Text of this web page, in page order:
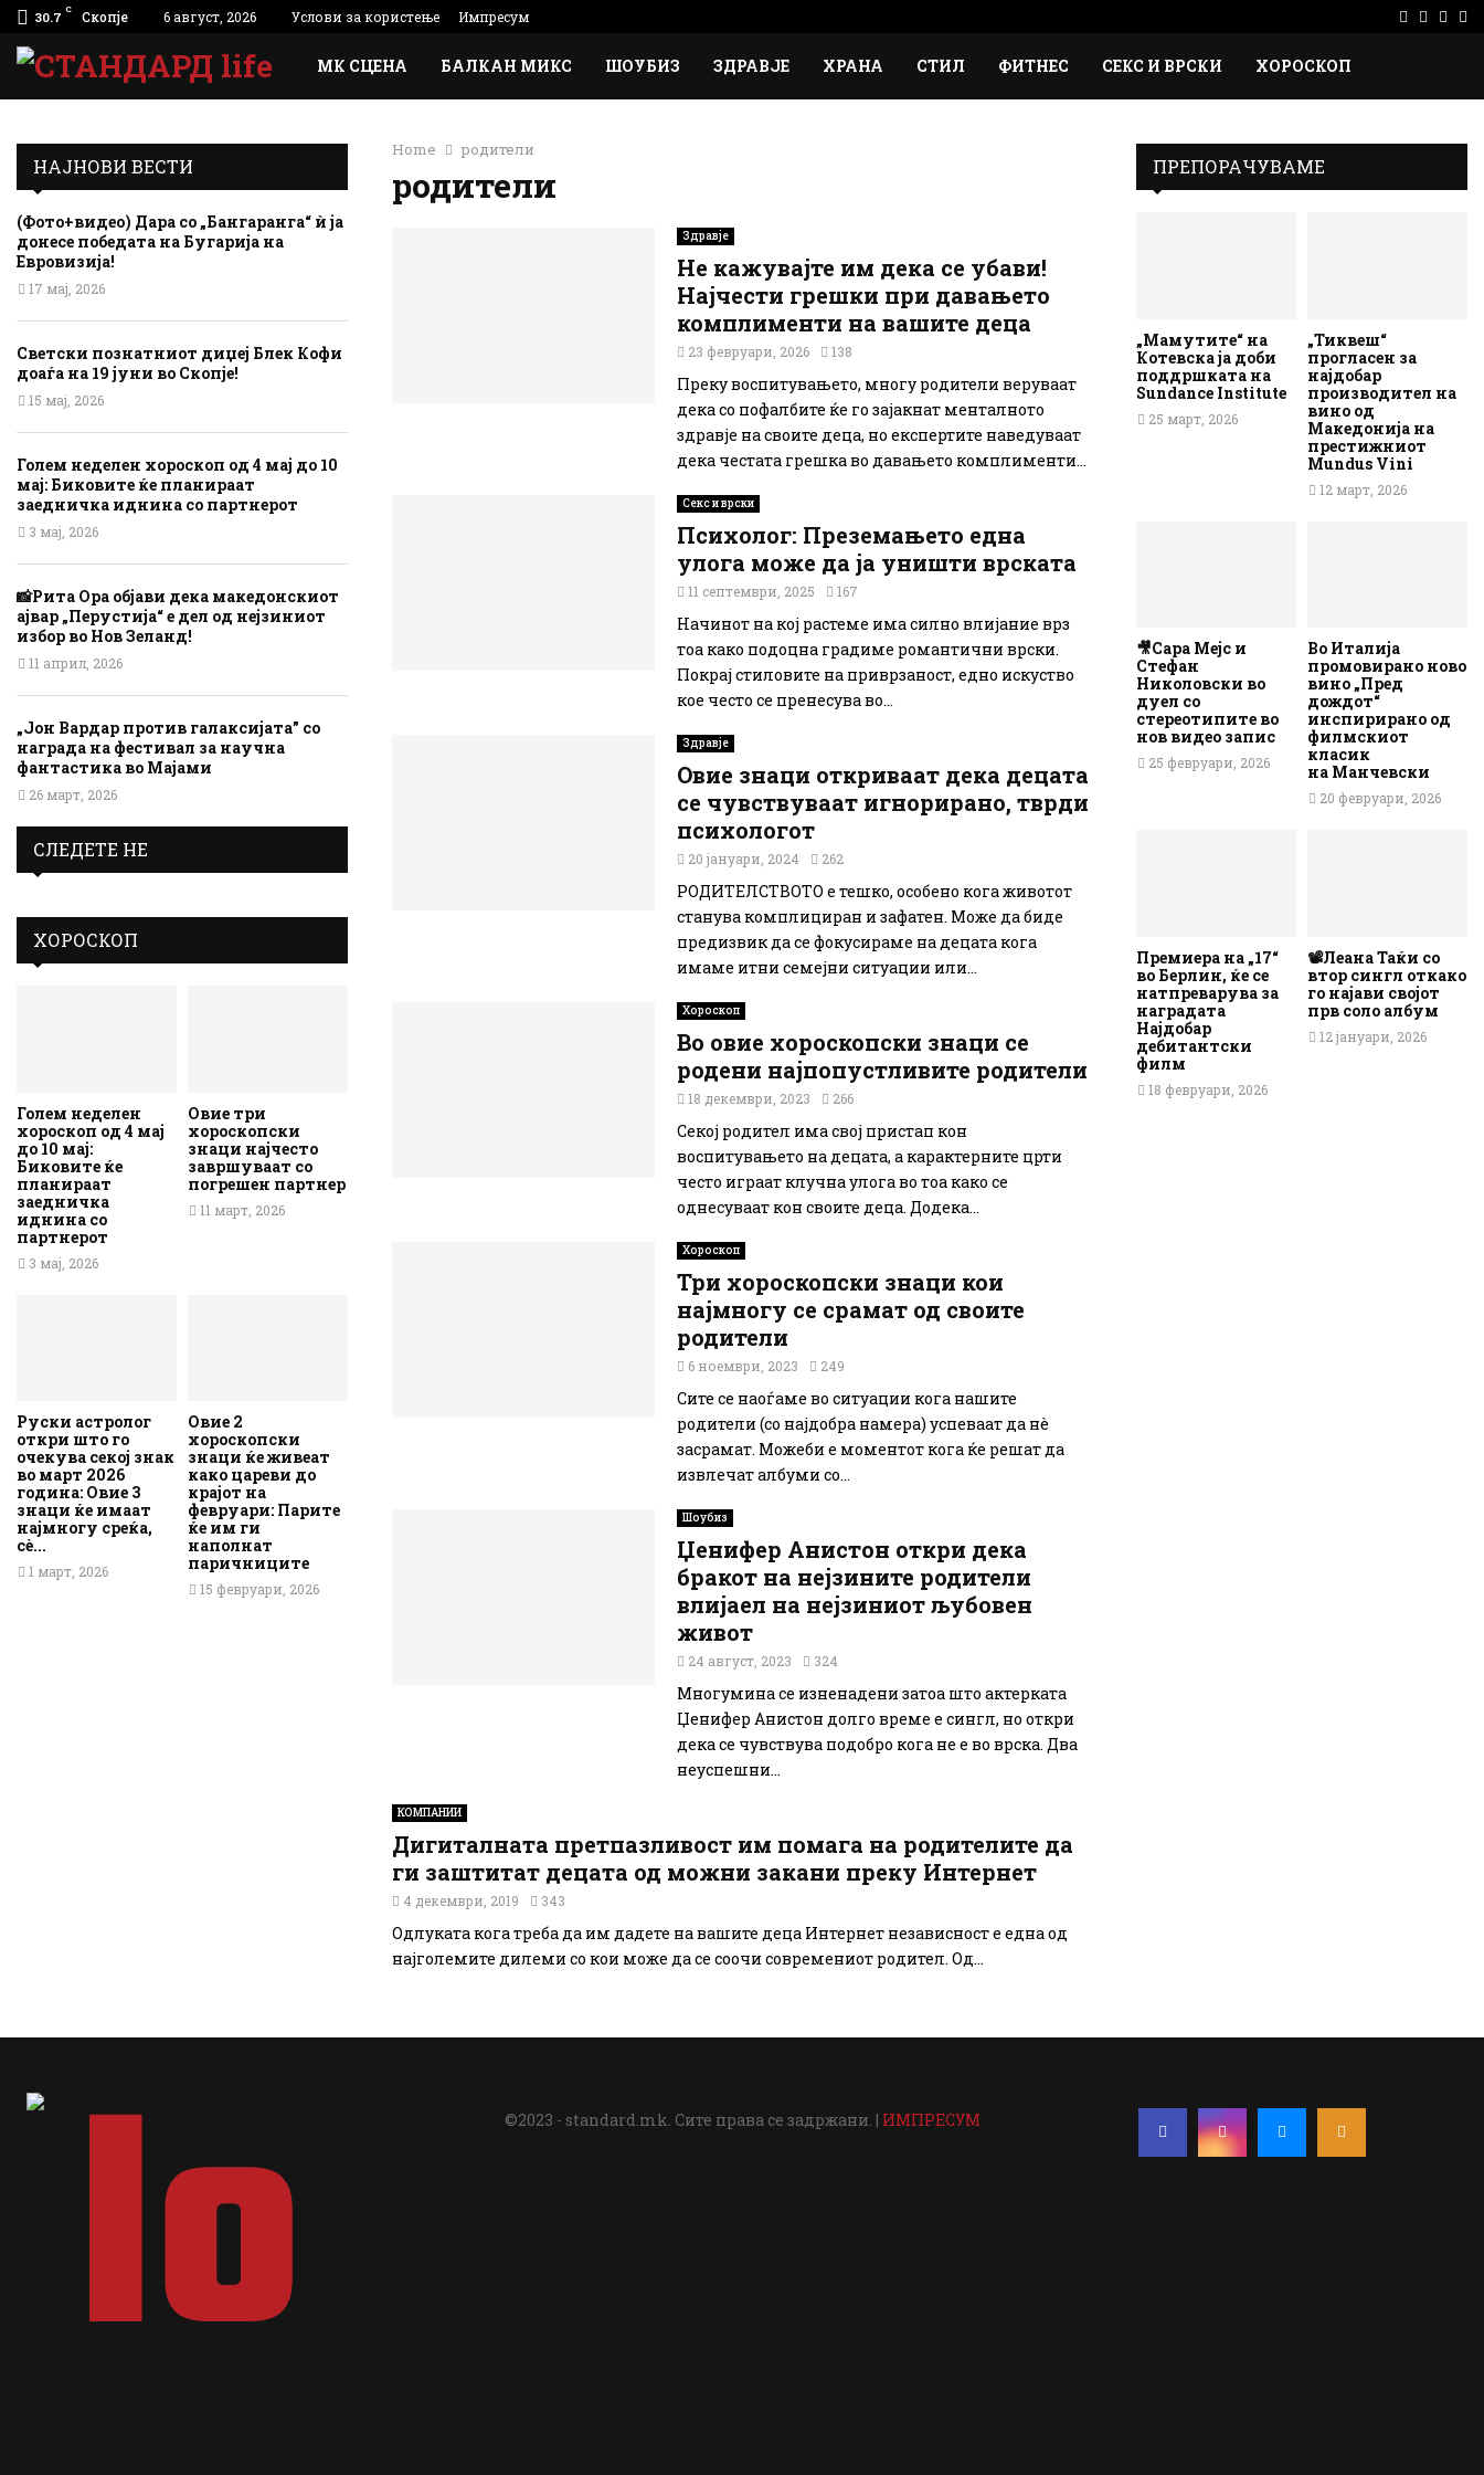
30.7 C Скопје 6 август, 2026 Услови за користење Импресум Facebook
МК СЦЕНА БАЛКАН МИКС ШОУБИЗ ЗДРАВЈЕ ХРАНА СТИЛ ФИТНЕС СЕКС И ВРСКИ ХОРОСКОП
Home родители
родители
Здравје
Не кажувајте им дека се убави!
Најчести грешки при давањето
комплименти на вашите деца
23 февруари, 2026 138
Преку воспитувањето, многу родители веруваат
дека со пофалбите ќе го зајакнат менталното
здравје на своите деца, но експертите наведуваат
дека честата грешка во давањето комплименти...
Секс и врски
Психолог: Преземањето една
улога може да ја уништи врската
11 септември, 2025 167
Начинот на кој растеме има силно влијание врз
тоа како подоцна градиме романтични врски.
Покрај стиловите на приврзаност, едно искуство
кое често се пренесува во...
Здравје
Овие знаци откриваат дека децата
се чувствуваат игнорирано, тврди
психологот
20 јануари, 2024 262
РОДИТЕЛСТВОТО е тешко, особено кога животот
станува комплициран и зафатен. Може да биде
предизвик да се фокусираме на децата кога
имаме итни семејни ситуации или...
Хороскоп
Во овие хороскопски знаци се
родени најпопустливите родители
18 декември, 2023 266
Секој родител има свој пристап кон
воспитувањето на децата, а карактерните црти
често играат клучна улога во тоа како се
однесуваат кон своите деца. Додека...
Хороскоп
Три хороскопски знаци кои
најмногу се срамат од своите
родители
6 ноември, 2023 249
Сите се наоѓаме во ситуации кога нашите
родители (со најдобра намера) успеваат да нè
засрамат. Можеби е моментот кога ќе решат да
извлечат албуми со...
Шоубиз
Џенифер Анистон откри дека
бракот на нејзините родители
влијаел на нејзиниот љубовен
живот
24 август, 2023 324
Многумина се изненадени затоа што актерката
Џенифер Анистон долго време е сингл, но откри
дека се чувствува подобро кога не е во врска. Два
неуспешни...
КОМПАНИИ
Дигиталната претпазливост им помага на родителите да
ги заштитат децата од можни закани преку Интернет
4 декември, 2019 343
Одлуката кога треба да им дадете на вашите деца Интернет независност е една од
најголемите дилеми со кои може да се соочи современиот родител. Од...
НАЈНОВИ ВЕСТИ
(Фото+видео) Дара со „Бангаранга“ ѝ ја
донесе победата на Бугарија на
Евровизија!
17 мај, 2026
Светски познатниот диџеј Блек Кофи
доаѓа на 19 јуни во Скопје!
15 мај, 2026
Голем неделен хороскоп од 4 мај до 10
мај: Биковите ќе планираат
заедничка иднина со партнерот
3 мај, 2026
📸Рита Ора објави дека македонскиот
ајвар „Перустија“ е дел од нејзиниот
избор во Нов Зеланд!
11 април, 2026
„Јон Вардар против галаксијата” со
награда на фестивал за научна
фантастика во Мајами
26 март, 2026
СЛЕДЕТЕ НЕ
ХОРОСКОП
Голем неделен
хороскоп од 4 мај
до 10 мај:
Биковите ќе
планираат
заедничка
иднина со
партнерот
3 мај, 2026
Овие три
хороскопски
знаци најчесто
завршуваат со
погрешен партнер
11 март, 2026
Руски астролог
откри што го
очекува секој знак
во март 2026
година: Овие 3
знаци ќе имаат
најмногу среќа,
сè...
1 март, 2026
Овие 2
хороскопски
знаци ќе живеат
како цареви до
крајот на
февруари: Парите
ќе им ги
наполнат
паричниците
15 февруари, 2026
ПРЕПОРАЧУВАМЕ
„Мамутите“ на
Котевска ја доби
поддршката на
Sundance Institute
25 март, 2026
„Тиквеш“
прогласен за
најдобар
производител на
вино од
Македонија на
престижниот
Mundus Vini
12 март, 2026
🎥Сара Мејс и
Стефан
Николовски во
дуел со
стереотипите во
нов видео запис
25 февруари, 2026
Во Италија
промовирано ново
вино „Пред
дождот“
инспирирано од
филмскиот
класик
на Манчевски
20 февруари, 2026
Премиера на „17“
во Берлин, ќе се
натпреварува за
наградата
Најдобар
дебитантски
филм
18 февруари, 2026
📽️Леана Таќи со
втор сингл откако
го најави својот
прв соло албум
12 јануари, 2026
©2023 - standard.mk. Сите права се задржани. | ИМПРЕСУМ